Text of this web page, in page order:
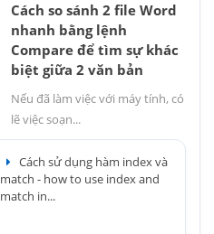
Cách so sánh 2 file Word
nhanh bằng lệnh
Compare để tìm sự khác
biệt giữa 2 văn bản
Nếu đã làm việc với máy tính, có
lẽ việc soạn...
Cách sử dụng hàm index và
match - how to use index and
match in...